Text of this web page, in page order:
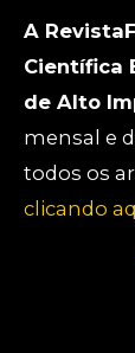
A
Científica
de Alto
mensal e
todos os
clicando